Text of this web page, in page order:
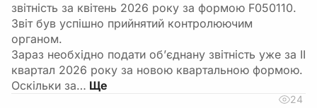
звітність за квітень 2026 року за формою F050110.
Звіт був успішно прийнятий контролюючим
органом.
Зараз необхідно подати об’єднану звітність уже за ІІ
квартал 2026 року за новою квартальною формою.
Оскільки за…
24